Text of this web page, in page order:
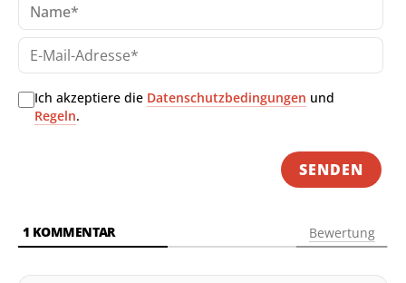
E-
Ich akzeptiere die Datenschutzbedingungen und
Regeln.
1 KOMMENTAR Bewertung